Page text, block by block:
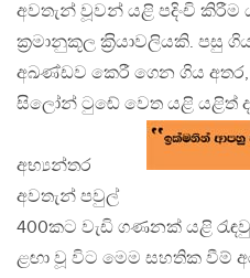
අවතැන් වූවන් යළි පදිංචි
ක‍්‍රමානුකූල ක‍්‍රියාවලියකි. පසු
අඛණ්ඩව කෙරී ගෙන ගිය අතර,
සිලෝන් ටුඬේ වෙත යළි යළිත්
අභ්‍යන්තර
අවතැන් පවුල්
400කට වැඩි ගණනක් යළි
ළඟා වූ විට මෙම සහතික වීම්